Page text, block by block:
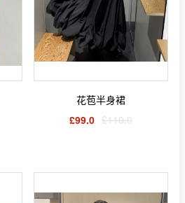
花苞半身裙
£99.0 £110.0